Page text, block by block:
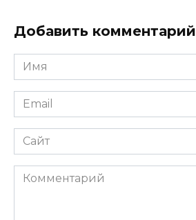
Добавить комментарий
Имя
Email
Сайт
Комментарий